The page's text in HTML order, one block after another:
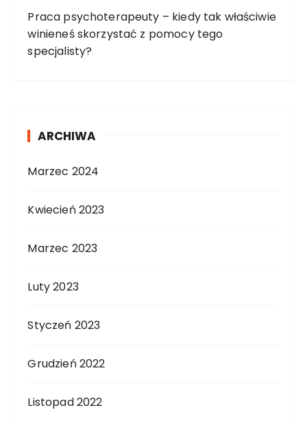
Praca psychoterapeuty – kiedy tak właściwie
winieneś skorzystać z pomocy tego
specjalisty?
ARCHIWA
Marzec 2024
Kwiecień 2023
Marzec 2023
Luty 2023
Styczeń 2023
Grudzień 2022
Listopad 2022